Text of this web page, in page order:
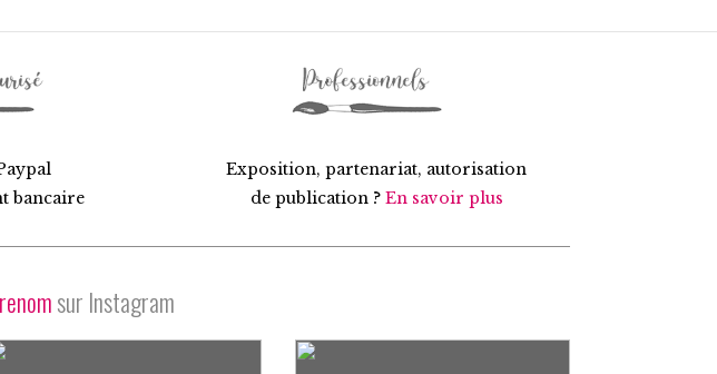
bancaire
Exposition, partenariat, autorisation
de publication ? En savoir plus
sur Instagram